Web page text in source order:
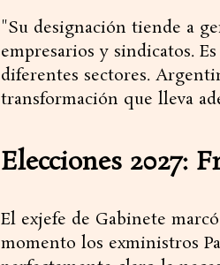
"Su designación tiende a
empresarios y sindicatos.
diferentes sectores.
transformación que lleva
Elecciones 2027:
El exjefe de Gabinete
momento los exministros